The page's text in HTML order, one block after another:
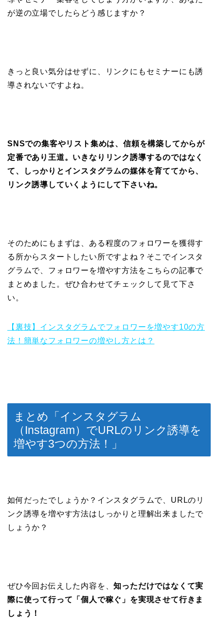
が逆の立場でしたらどう感じますか？
きっと良い気分はせずに、リンクにもセミナーにも誘
導されないですよね。
SNSでの集客やリスト集めは、信頼を構築してからが
定番であり王道。いきなりリンク誘導するのではなく
て、しっかりとインスタグラムの媒体を育ててから、
リンク誘導していくようにして下さいね。
そのためにもまずは、ある程度のフォロワーを獲得す
る所からスタートしたい所ですよね？そこでインスタ
グラムで、フォロワーを増やす方法をこちらの記事で
まとめました。ぜひ合わせてチェックして見て下さ
い。
【裏技】インスタグラムでフォロワーを増やす10の方
法！簡単なフォロワーの増やし方とは？
まとめ「インスタグラム
（Instagram）でURLのリンク誘導を
増やす3つの方法！」
如何だったでしょうか？インスタグラムで、URLのリ
ンク誘導を増やす方法はしっかりと理解出来ましたで
しょうか？
ぜひ今回お伝えした内容を、知っただけではなくて実
際に使って行って「個人で稼ぐ」を実現させて行きま
しょう！